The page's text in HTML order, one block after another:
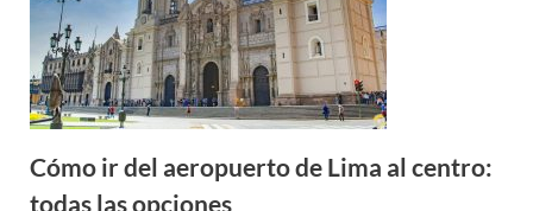
Cómo ir del aeropuerto de Lima al centro:
todas las opciones